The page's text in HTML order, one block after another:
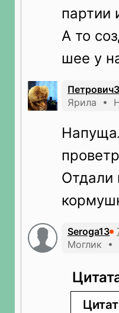
партии
А то
шее у
Ярила •
Отдали
Seroga13
Моглик •